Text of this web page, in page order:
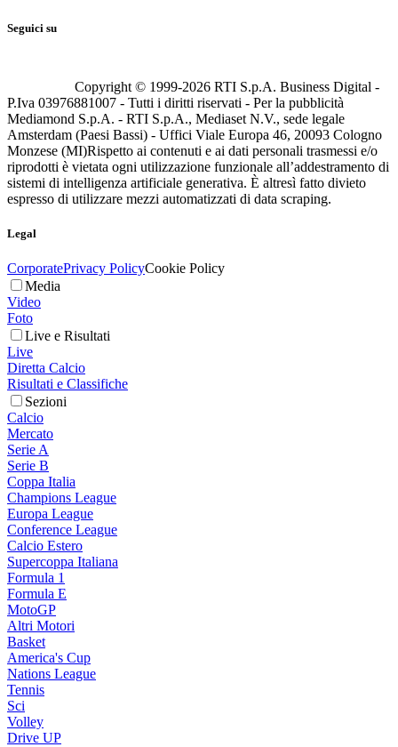
Seguici su
Copyright © 1999-2026 RTI S.p.A. Business Digital -
P.Iva 03976881007 - Tutti i diritti riservati - Per la pubblicità
Mediamond S.p.A. - RTI S.p.A., Mediaset N.V., sede legale
Amsterdam (Paesi Bassi) - Uffici Viale Europa 46, 20093 Cologno
Monzese (MI)Rispetto ai contenuti e ai dati personali trasmessi e/o
riprodotti è vietata ogni utilizzazione funzionale all’addestramento di
sistemi di intelligenza artificiale generativa. È altresì fatto divieto
espresso di utilizzare mezzi automatizzati di data scraping.
Legal
CorporatePrivacy PolicyCookie Policy
Media
Video
Foto
Live e Risultati
Live
Diretta Calcio
Risultati e Classifiche
Sezioni
Calcio
Mercato
Serie A
Serie B
Coppa Italia
Champions League
Europa League
Conference League
Calcio Estero
Supercoppa Italiana
Formula 1
Formula E
MotoGP
Altri Motori
Basket
America's Cup
Nations League
Tennis
Sci
Volley
Drive UP